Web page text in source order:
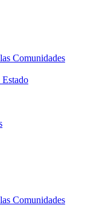
Comunidades
Comunidades